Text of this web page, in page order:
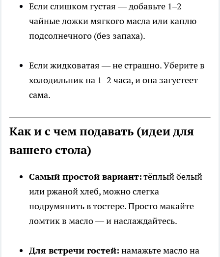
Если слишком густая — добавьте 1–2
чайные ложки мягкого масла или каплю
подсолнечного (без запаха).
Если жидковатая — не страшно. Уберите в
холодильник на 1–2 часа, и она загустеет
сама.
Как и с чем подавать (идеи для
вашего стола)
Самый простой вариант:тёплый белый
или ржаной хлеб, можно слегка
подрумянить в тостере. Просто макайте
ломтик в масло — и наслаждайтесь.
Для встречи гостей: намажьте масло на